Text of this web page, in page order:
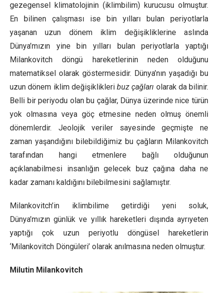
gezegensel klimatolojinin (iklimbilim) kurucusu olmuştur.
En bilinen çalışması ise bin yılları bulan periyotlarla
yaşanan uzun dönem iklim değişikliklerine aslında
Dünya’mızın yine bin yılları bulan periyotlarla yaptığı
Milankovitch döngü hareketlerinin neden olduğunu
matematiksel olarak göstermesidir. Dünya’nın yaşadığı bu
uzun dönem iklim değişiklikleri buz çağları olarak da bilinir.
Belli bir periyodu olan bu çağlar, Dünya üzerinde nice türün
yok olmasına veya göç etmesine neden olmuş önemli
dönemlerdir. Jeolojik veriler sayesinde geçmişte ne
zaman yaşandığını bilebildiğimiz bu çağların Milankovitch
tarafından hangi etmenlere bağlı olduğunun
açıklanabilmesi insanlığın gelecek buz çağına daha ne
kadar zamanı kaldığını bilebilmesini sağlamıştır.
Milankovitch’in iklimbilime getirdiği yeni soluk,
Dünya’mızın günlük ve yıllık hareketleri dışında ayrıyeten
yaptığı çok uzun periyotlu döngüsel hareketlerin
‘Milankovitch Döngüleri’ olarak anılmasına neden olmuştur.
Milutin Milankovitch